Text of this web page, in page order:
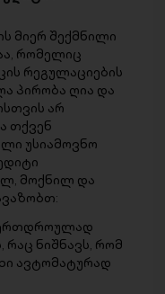
მიერ შექმნილი
რომელიც
რეგულაციების
პირობა ღია და
არ
თქვენ
უსიამოვნო
მოქნილ და
ერთდროულად
ნიშნავს, რომ
ავტომატურად